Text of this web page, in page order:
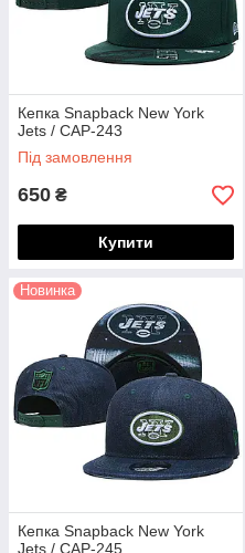
Кепка Snapback New York
Jets / CAP-243
Під замовлення
650 ₴
Купити
Новинка
Кепка Snapback New York
Jets / CAP-245